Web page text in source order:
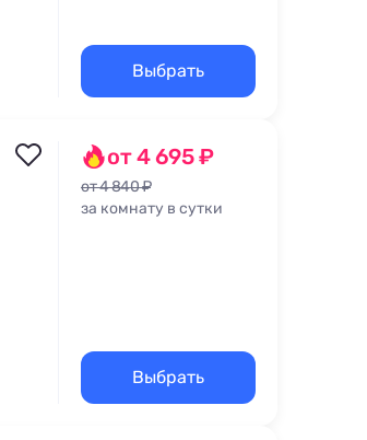
Выбрать
от 4 695 ₽
от 4 840 ₽
за комнату в сутки
Выбрать